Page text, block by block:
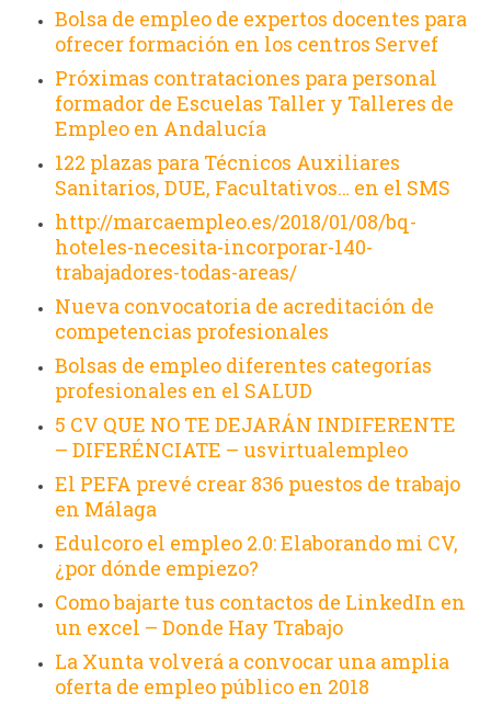
Bolsa de empleo de expertos docentes para
ofrecer formación en los centros Servef
Próximas contrataciones para personal
formador de Escuelas Taller y Talleres de
Empleo en Andalucía
122 plazas para Técnicos Auxiliares
Sanitarios, DUE, Facultativos… en el SMS
http://marcaempleo.es/2018/01/08/bq-
hoteles-necesita-incorporar-140-
trabajadores-todas-areas/
Nueva convocatoria de acreditación de
competencias profesionales
Bolsas de empleo diferentes categorías
profesionales en el SALUD
5 CV QUE NO TE DEJARÁN INDIFERENTE
– DIFERÉNCIATE – usvirtualempleo
El PEFA prevé crear 836 puestos de trabajo
en Málaga
Edulcoro el empleo 2.0: Elaborando mi CV,
¿por dónde empiezo?
Como bajarte tus contactos de LinkedIn en
un excel – Donde Hay Trabajo
La Xunta volverá a convocar una amplia
oferta de empleo público en 2018